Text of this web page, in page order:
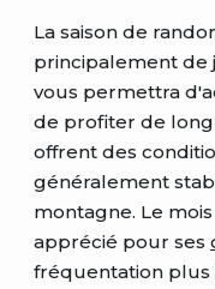
La saison de
principalement de
vous permettra
de profiter de
offrent des
généralement
montagne. Le
apprécié pour ses
fréquentation plus